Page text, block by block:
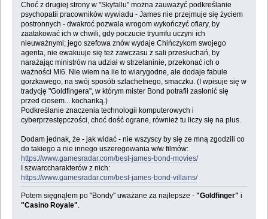
Choć z drugiej strony w "Skyfallu" można zauważyć podkreślanie
psychopatii pracowników wywiadu - James nie przejmuje się życiem
postronnych - dwakroć pozwala wrogom wykończyć ofiary, by
zaatakować ich w chwili, gdy poczucie tryumfu uczyni ich
nieuważnymi; jego szefowa znów wydaje Chińczykom swojego
agenta, nie ewakuuje się też zawczasu z sali przesłuchań, by
narażając ministrów na udział w strzelaninie, przekonać ich o
ważności MI6. Nie wiem na ile to wiarygodne, ale dodaje fabule
gorzkawego, na swój sposób szlachetnego, smaczku. (I wpisuje się w
tradycję "Goldfingera", w którym mister Bond potrafił zasłonić się
przed ciosem... kochanką.)
Podkreślanie znaczenia technologii komputerowych i
cyberprzestępczości, choć dość ograne, również tu liczy się na plus.
Dodam jednak, że - jak widać - nie wszyscy by się ze mną zgodzili co
do takiego a nie innego uszeregowania w/w filmów:
https://www.gamesradar.com/best-james-bond-movies/
I szwarccharakterów z nich:
https://www.gamesradar.com/best-james-bond-villains/
Potem sięgnąłem po "Bondy" uważane za najlepsze - "Goldfinger" i
"Casino Royale"